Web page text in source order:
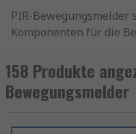
PIR-Bewegungsmelder
Komponenten für die
zuverlässig,
zahlreichen Varianten
Kamera und PIR
158 Produkte
Bewegungsmelder